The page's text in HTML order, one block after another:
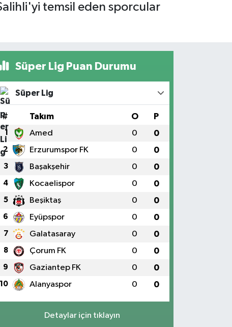
temsil eden sporcular
Süper Lig Puan Durumu
Süper Lig
# Takım O P
1 Amed 0 0
2 Erzurumspor FK 0 0
3 Başakşehir 0 0
4 Kocaelispor 0 0
5 Beşiktaş 0 0
6 Eyüpspor 0 0
7 Galatasaray 0 0
8 Çorum FK 0 0
9 Gaziantep FK 0 0
10 Alanyaspor 0 0
Detaylar için tıklayın